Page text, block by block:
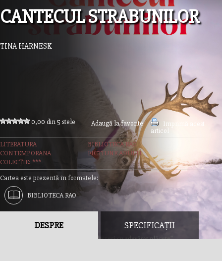
CANTECUL STRABUNILOR
TINA HARNESK
0,00 din 5 stele Adaugă la favorite
Imprimă acest
articol
LITERATURA
CONTEMPORANA
BIBLIOTECA RAO
FICTIUNE ADULTI
COLECȚIE: ***
Cartea este prezentă în formatele:
BIBLIOTECA RAO
DESPRE SPECIFICAȚII